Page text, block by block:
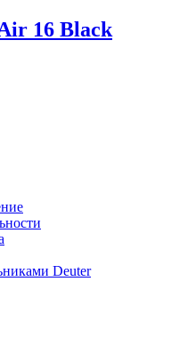
16 Black
Deuter